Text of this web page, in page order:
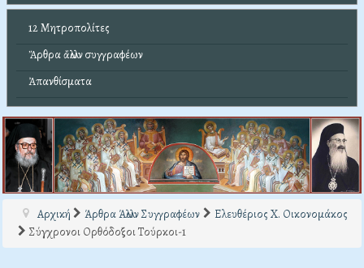
12 Μητροπολίτες
Ἄρθρα ἄλλων συγγραφέων
Ἀπανθίσματα
Αρχική Άρθρα Άλλων Συγγραφέων
Ελευθέριος Χ. Οικονομάκος
Σύγχρονοι Ορθόδοξοι Τούρκοι-1